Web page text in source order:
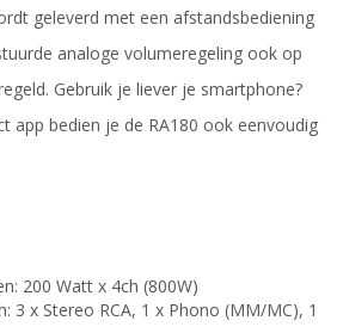
geleverd met een afstandsbediening
analoge volumeregeling ook op
Gebruik je liever je smartphone?
app bedien je de RA180 ook eenvoudig
200 Watt x 4ch (800W)
3 x Stereo RCA, 1 x Phono (MM/MC), 1